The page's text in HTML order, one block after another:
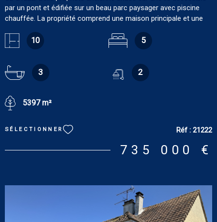
par un pont et édifiée sur un beau parc paysager avec piscine
chauffée. La propriété comprend une maison principale et une
217 m², comprend au rez-de-chaussée : entrée sur salon-salle à
manger de 42.6 m² avec cheminée bois, cuisine aménagée de
palier parqueté, chambre de maître parquetée de 36.64 m² avec
salle de douches/wc de 9.4 m², chambre de 14.46 m² avec salle
chambres (19.58 m² et 15.7 m²), mezzanine de 21.23 m², salle de
annuels d'énergie pour une utilisation standard : entre 3 850 € et
5 250 € [prix moyens des énergies indexés sur les années 2021,
2022 et 2023 (abonnements compris). La dépendance, d’une
surface habitable de 152 m², comprend au rez-de-chaussée :
piscine. À l’étage : chambre de 29.04 m², mezzanine de 24.63 m²,
salle de bains de 4.3 m², wc. Cave sous chambre à mi-étage. DPE
: D. GES : D. Estimation des coûts annuels d'énergie pour une
10 5
3 2
5397 m²
SÉLECTIONNER Réf : 21222
735 000 €